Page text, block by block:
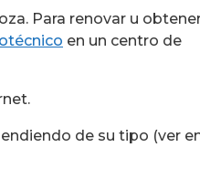
Para renovar u
en un centro de
de su tipo (ver